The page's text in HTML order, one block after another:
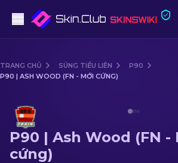
Tầm trung
Súng trường
Súng trường Bắn tỉa
TRANG CHỦ SÚNG TIỂU LIÊN
P90
P90 | ASH WOOD (FN - MỚI CỨNG)
P90 | Ash Wood (FN -
cứng)